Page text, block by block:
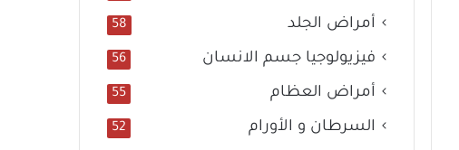
أمراض الجلد 58
فيزيولوجيا جسم الانسان 56
أمراض العظام 55
السرطان و الأورام 52